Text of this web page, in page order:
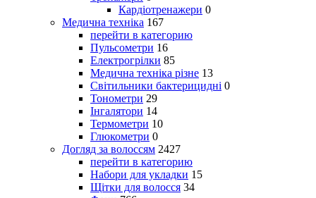
Кардіотренажери 0
Медична техніка 167
перейти в категорию
Пульсометри 16
Електрогрілки 85
Медична техніка різне 13
Світильники бактерицидні 0
Тонометри 29
Інгалятори 14
Термометри 10
Глюкометри 0
Догляд за волоссям 2427
перейти в категорию
Набори для укладки 15
Щітки для волосся 34